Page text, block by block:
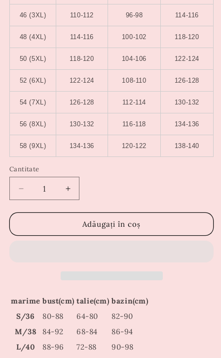
46 (3XL) 110-112 96-98 114-116
48 (4XL) 114-116 100-102 118-120
50 (5XL) 118-120 104-106 122-124
52 (6XL) 122-124 108-110 126-128
54 (7XL) 126-128 112-114 130-132
56 (8XL) 130-132 116-118 134-136
58 (9XL) 134-136 120-122 138-140
Cantitate
Reduceți
cantitatea
pentru
Daniela
Creșteți
cantitatea
pentru
Rochie
Daniela
Adăugați în coș
marime bust(cm) talie(cm) bazin(cm)
S/36
80-88 64-80
82-90
M/38
84-92 68-84
86-94
L/40
88-96 72-88
90-98